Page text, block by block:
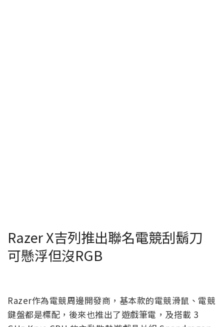
Razer X吉列推出聯名電競刮鬍刀
可懸浮但沒RGB
Razer作為電競周邊開發商，基本款的電競滑鼠、電競
鍵盤都是標配，後來也推出了遊戲筆電，及搭載 3